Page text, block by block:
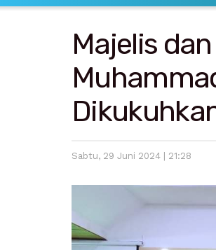
Majelis
Sabtu, 29 Juni 2024 | 21:28